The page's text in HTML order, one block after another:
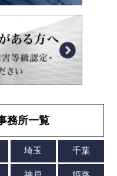
務所一覧